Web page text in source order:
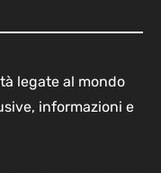
legate al mondo
informazioni e